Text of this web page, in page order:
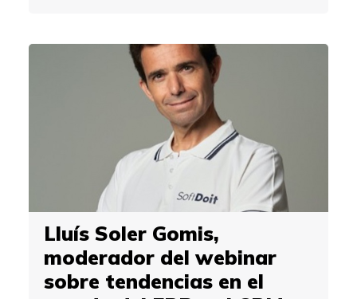
Lluís Soler Gomis,
moderador del webinar
sobre tendencias en el